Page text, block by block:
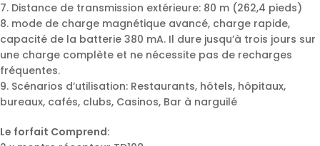
7. Distance de transmission extérieure: 80 m (262,4 pieds)
8. mode de charge magnétique avancé, charge rapide,
capacité de la batterie 380 mA. Il dure jusqu’à trois jours sur
une charge complète et ne nécessite pas de recharges
fréquentes.
9. Scénarios d’utilisation: Restaurants, hôtels, hôpitaux,
bureaux, cafés, clubs, Casinos, Bar à narguilé
Le forfait Comprend: